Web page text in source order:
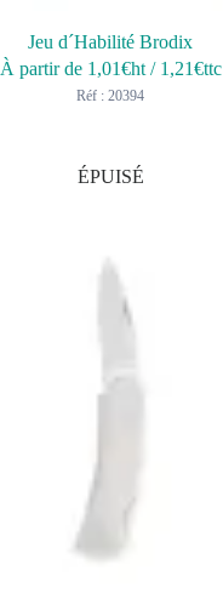
Jeu d´Habilité Brodix
À partir de 1,01€ht/ 1,21€ttc
Réf : 20394
ÉPUISÉ